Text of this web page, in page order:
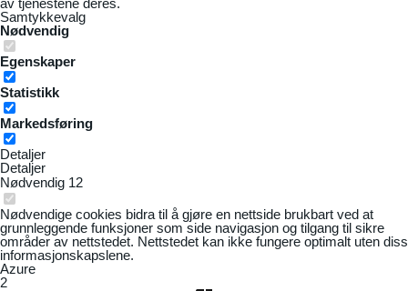
Samtykkevalg
Nødvendig
Egenskaper
Statistikk
Markedsføring
Detaljer
Detaljer
Nødvendig 12
Nødvendige cookies bidra til å gjøre en nettside brukbart ved at
grunnleggende funksjoner som side navigasjon og tilgang til sikre
områder av nettstedet. Nettstedet kan ikke fungere optimalt uten
informasjonskapslene.
Azure
2